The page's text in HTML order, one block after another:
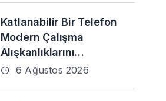
Katlanabilir Bir Telefon
Modern Çalışma
Alışkanlıklarını
Destekleyebilir mi?
6 Ağustos 2026